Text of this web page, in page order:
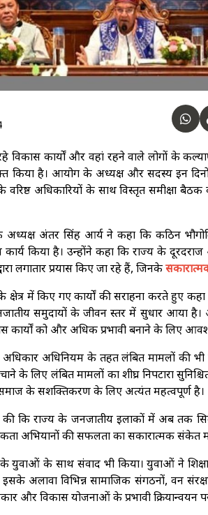
विकास कार्यों और वहां रहने वाले लोगों के
किया है। आयोग के अध्यक्ष और सदस्य इन
वरिष्ठ अधिकारियों के साथ विस्तृत समीक्षा
अंतर सिंह आर्य ने कहा कि कठिन
किया है। उन्होंने कहा कि राज्य के
लगातार प्रयास किए जा रहे हैं, जिनके
में किए गए कार्यों की सराहना करते हुए
समुदायों के जीवन स्तर में सुधार आया है। आयोग
को और अधिक प्रभावी बनाने के लिए
अधिनियम के तहत लंबित मामलों की भी
के लिए लंबित मामलों का शीघ्र निपटारा
के सशक्तिकरण के लिए अत्यंत महत्वपूर्ण है।
की कि राज्य के जनजातीय इलाकों में अब तक
अभियानों की सफलता का सकारात्मक संकेत
के युवाओं के साथ संवाद भी किया। युवाओं ने
अलावा विभिन्न सामाजिक संगठनों, वन
और विकास योजनाओं के प्रभावी क्रियान्वयन पर